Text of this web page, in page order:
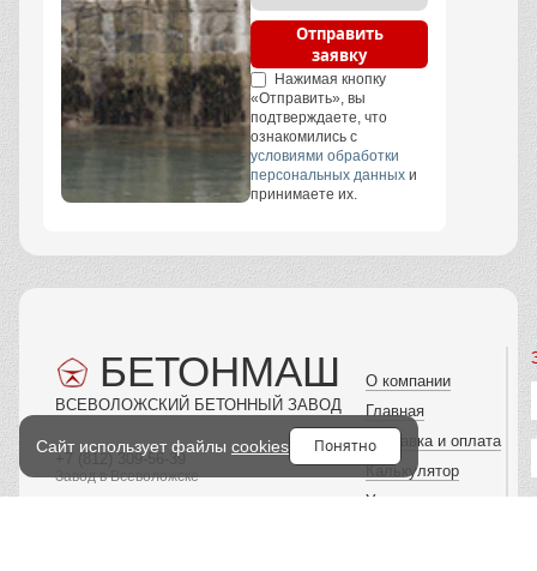
Отправить
заявку
Нажимая кнопку
«Отправить», вы
подтверждаете, что
ознакомились с
условиями обработки
персональных данных и
принимаете их.
БЕТОНМАШ
ВСЕВОЛОЖСКИЙ БЕТОННЫЙ ЗАВОД
+7 (812) 309-56-39
Завод в Всеволожске
О компании
Главная
Доставка и оплата
Калькулятор
Услуги
Сайт использует файлы cookies Понятно